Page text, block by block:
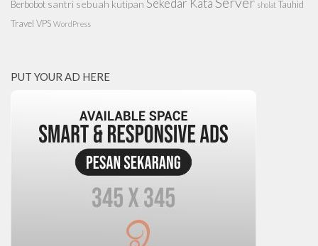
Berbobot santri sebuah kutipan Sekedar Kata sholat Tauhid
Travel VPS WordPress
PUT YOUR AD HERE